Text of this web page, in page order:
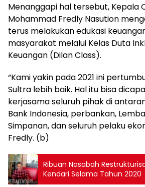
Menanggapi hal tersebut, Kepala
Mohammad Fredly Nasution
terus melakukan edukasi
masyarakat melalui Kelas Duta
Keuangan (Dilan Class).
“Kami yakin pada 2021 ini
Sultra lebih baik. Hal itu bisa
kerjasama seluruh pihak di
Bank Indonesia, perbankan,
Simpanan, dan seluruh pelaku
Fredly. (b)
Ribuan Nasabah
Kendari Selama Tahun 2020